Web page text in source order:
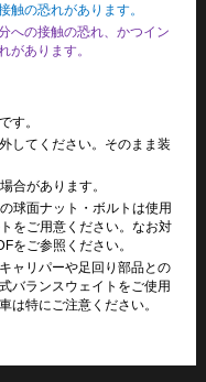
触の恐れがあります。
への接触の恐れ、かつイン
があります。
す。
してください。そのまま装
合があります。
球面ナット・ボルトは使用
をご用意ください。なお対
をご参照ください。
ャリパーや足回り部品との
バランスウェイトをご使用
は特にご注意ください。